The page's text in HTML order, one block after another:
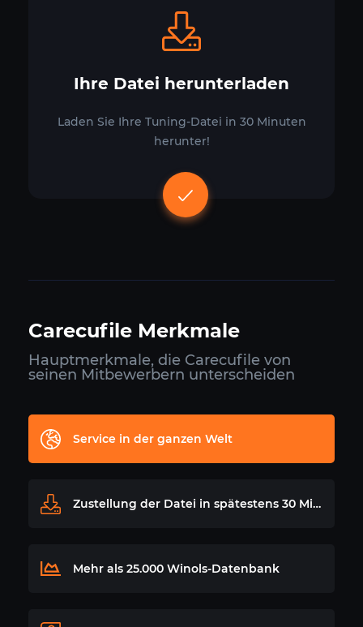
Ihre Datei herunterladen
Laden Sie Ihre Tuning-Datei in 30 Minuten
herunter!
Carecufile Merkmale
Hauptmerkmale, die Carecufile von
seinen Mitbewerbern unterscheiden
Service in der ganzen Welt
Zustellung der Datei in spätestens 30 Minuten
Mehr als 25.000 Winols-Datenbank